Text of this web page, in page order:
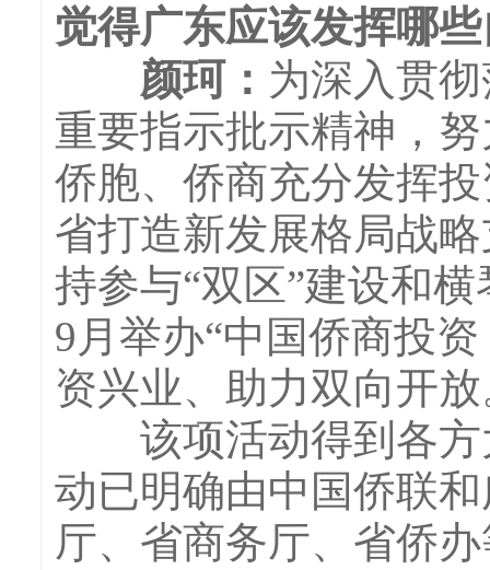
觉得广东应该发挥哪
颜珂： 为深入贯
重要指示批示精神，
侨胞、侨商充分发挥
省打造新发展格局战
持参与“双区”建设和
9月举办“中国侨商投
资兴业、助力双向开
该项活动得到各方
动已明确由中国侨联
厅、省商务厅、省侨